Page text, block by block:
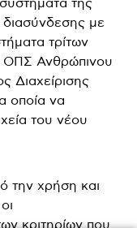
της
με
τρίτων
ΟΠΣ Ανθρώπινου
Διαχείρισης
οποία να
του νέου
την χρήση και
κριτηρίων που